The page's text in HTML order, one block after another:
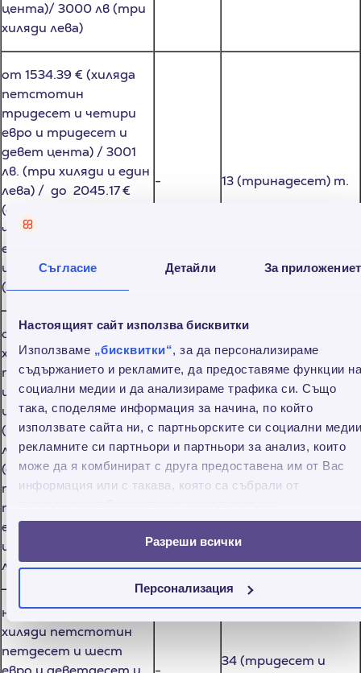
Съгласие Детайли За
Настоящият сайт използва бисквитки
Използваме „бисквитки“, за да персонализираме
съдържанието и рекламите, да предоставяме функции на
социални медии и да анализираме трафика си. Също
така, споделяме информация за начина, по който
използвате сайта ни, с партньорските си социални
рекламните си партньори и партньори за анализ, които
може да я комбинират с друга предоставена им от Вас
информация или с такава, която са събрали от
Разреши всички
Персонализация
от 1534.39 € (хиляда
петстотин
тридесет и четири
девет цента) / 3001
лв. (три хиляди и един
лева) / до 2045.17 €
(две хиляди
четиридесет и пет
евро и седемнадесет
(четири хиляди лева)
от 2045.68 € (две
хиляди четиридесет и
пет евро и
шестдесет и осем
цента)/ 4001 лв.
(четири хиляди и един
лева) до 2 556.46 €
(две хиляди
петстотин
петдесет и шест
шест цента)/ 5000
-
21 (двадесет и една)
т.
над 2 556.97 € (две
хиляди петстотин
петдесет и шест
евро и деветдесет и
седем цента)/ 5001 лв.
четири) т.